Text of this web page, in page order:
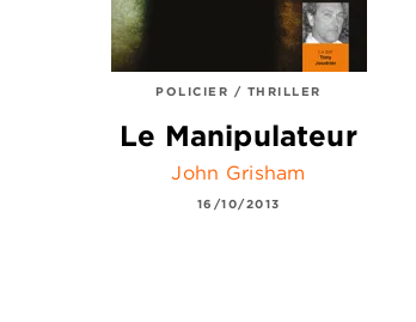
POLICIER / THRILLER
Le Manipulateur
John Grisham
16/10/2013